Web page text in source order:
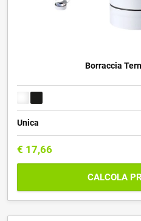
Borraccia
Unica
€ 17,66
CALCOLA